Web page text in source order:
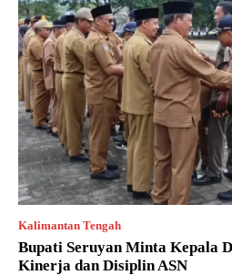
Kalimantan Tengah
Bupati Seruyan Minta Kepala
Kinerja dan Disiplin ASN